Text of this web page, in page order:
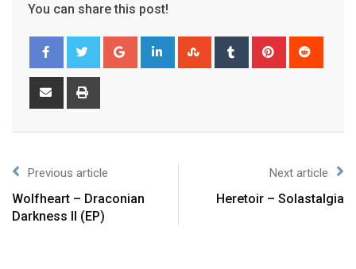
You can share this post!
Previous article
Wolfheart – Draconian
Darkness II (EP)
Next article
Heretoir – Solastalgia